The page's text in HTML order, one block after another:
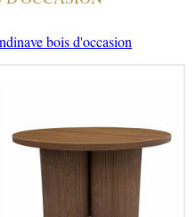
bois d'occasion